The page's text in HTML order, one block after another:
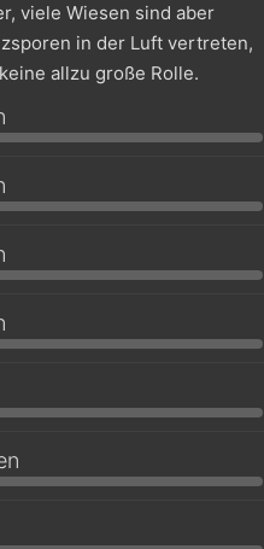
viele Wiesen sind aber
in der Luft vertreten,
allzu große Rolle.